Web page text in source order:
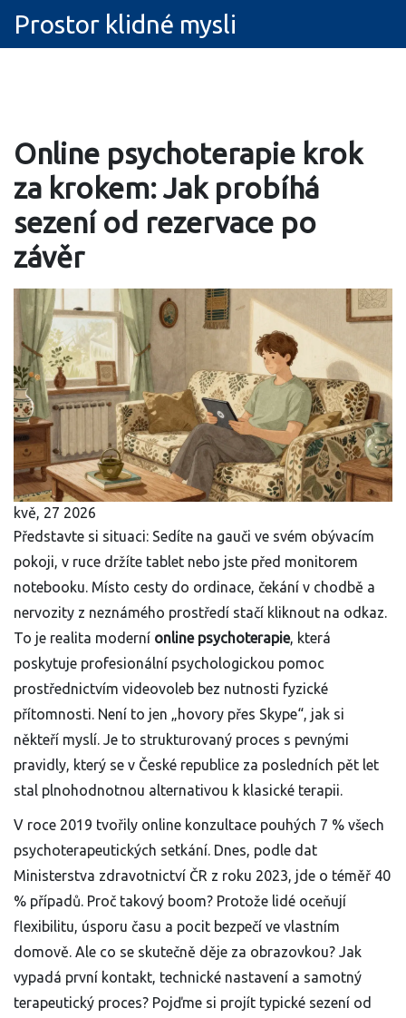
Prostor klidné mysli
Online psychoterapie krok
za krokem: Jak probíhá
sezení od rezervace po
závěr
kvě, 27 2026
Představte si situaci: Sedíte na gauči ve svém obývacím
pokoji, v ruce držíte tablet nebo jste před monitorem
notebooku. Místo cesty do ordinace, čekání v chodbě a
nervozity z neznámého prostředí stačí kliknout na odkaz.
To je realita moderní online psychoterapie, která
poskytuje profesionální psychologickou pomoc
prostřednictvím videovoleb bez nutnosti fyzické
přítomnosti. Není to jen „hovory přes Skype“, jak si
někteří myslí. Je to strukturovaný proces s pevnými
pravidly, který se v České republice za posledních pět let
stal plnohodnotnou alternativou k klasické terapii.
V roce 2019 tvořily online konzultace pouhých 7 % všech
psychoterapeutických setkání. Dnes, podle dat
Ministerstva zdravotnictví ČR z roku 2023, jde o téměř 40
% případů. Proč takový boom? Protože lidé oceňují
flexibilitu, úsporu času a pocit bezpečí ve vlastním
domově. Ale co se skutečně děje za obrazovkou? Jak
vypadá první kontakt, technické nastavení a samotný
terapeutický proces? Pojďme si projít typické sezení od